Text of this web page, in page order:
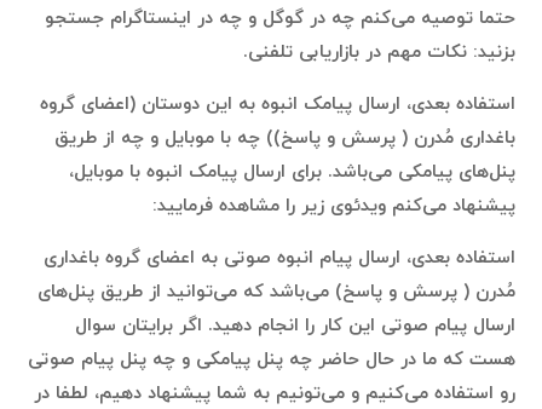
حتما توصیه می‌کنم چه در گوگل و چه در اینستاگرام جستجو
بزنید: نکات مهم در بازاریابی تلفنی.
استفاده بعدی، ارسال پیامک انبوه به این دوستان (اعضای گروه
باغداری مُدرن ( پرسش و پاسخ)) چه با موبایل و چه از طریق
پنل‌های پیامکی می‌باشد. برای ارسال پیامک انبوه با موبایل،
پیشنهاد می‌کنم ویدئوی زیر را مشاهده فرمایید:
استفاده بعدی، ارسال پیام انبوه صوتی به اعضای گروه باغداری
مُدرن ( پرسش و پاسخ) می‌باشد که می‌توانید از طریق پنل‌های
ارسال پیام صوتی این کار را انجام دهید. اگر برایتان سوال
هست که ما در حال حاضر چه پنل پیامکی و چه پنل پیام صوتی
رو استفاده می‌کنیم و می‌تونیم به شما پیشنهاد دهیم، لطفا در